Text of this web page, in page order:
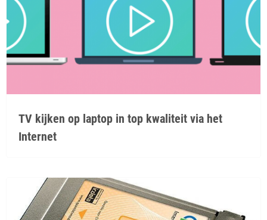
TV kijken op laptop in top kwaliteit via het
Internet